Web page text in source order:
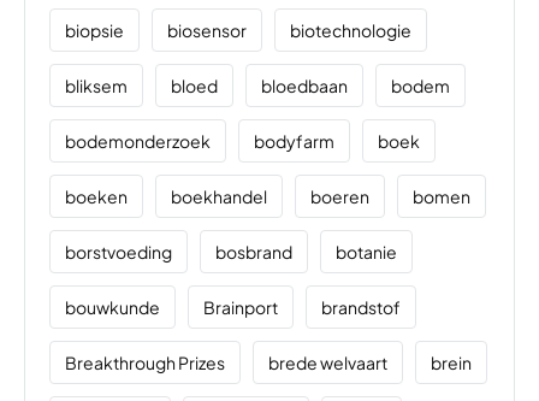
biopsie biosensor biotechnologie
bliksem bloed bloedbaan bodem
bodemonderzoek bodyfarm boek
boeken boekhandel boeren bomen
borstvoeding bosbrand botanie
bouwkunde Brainport brandstof
Breakthrough Prizes brede welvaart brein